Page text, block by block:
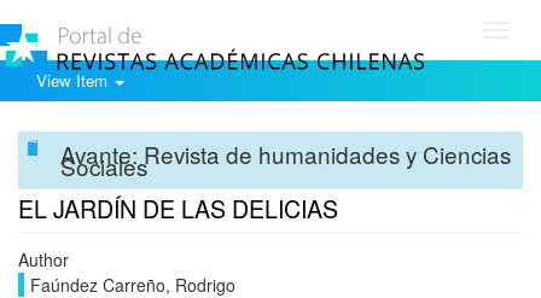
View Item
Avante: Revista de humanidades y Ciencias
Sociales
EL JARDÍN DE LAS DELICIAS
Author
Faúndez Carreño, Rodrigo